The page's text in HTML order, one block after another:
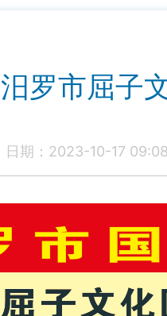
汨罗市屈子
日期：2023-10-17 09:08